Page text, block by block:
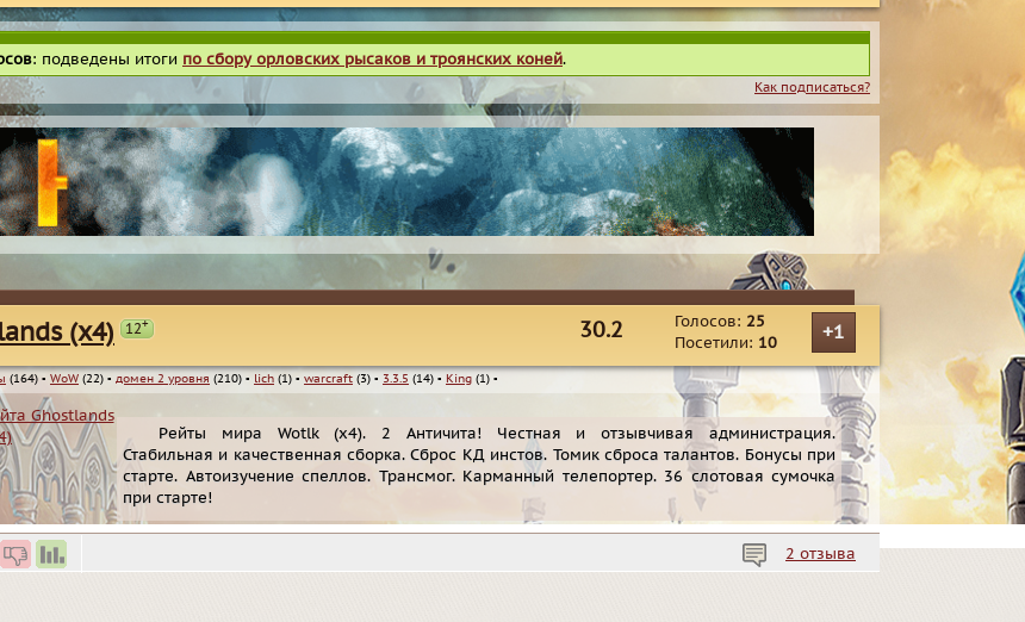
: подведены итоги по сбору орловских рысаков и троянских коней.
Как подписаться?
(x4) 12+ +1
Голосов: 25
Посетили: 10
30.2
(164) ▪ WoW (22) ▪ домен 2 уровня (210) ▪ lich (1) ▪ warcraft (3) ▪ 3.3.5 (14) ▪ King (1) ▪
Рейты мира Wotlk (x4). 2 Античита! Честная и отзывчивая администрация.
Стабильная и качественная сборка. Сброс КД инстов. Томик сброса талантов. Бонусы при
старте. Автоизучение спеллов. Трансмог. Карманный телепортер. 36 слотовая сумочка
при старте!
2 отзыва